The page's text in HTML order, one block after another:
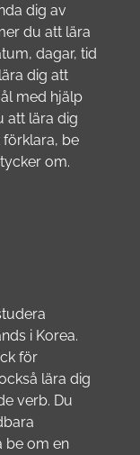
dig av
du att lära
dagar, tid
dig att
med hjälp
att lära dig
be
om.
i Korea.
för
lära dig
verb. Du
be om en